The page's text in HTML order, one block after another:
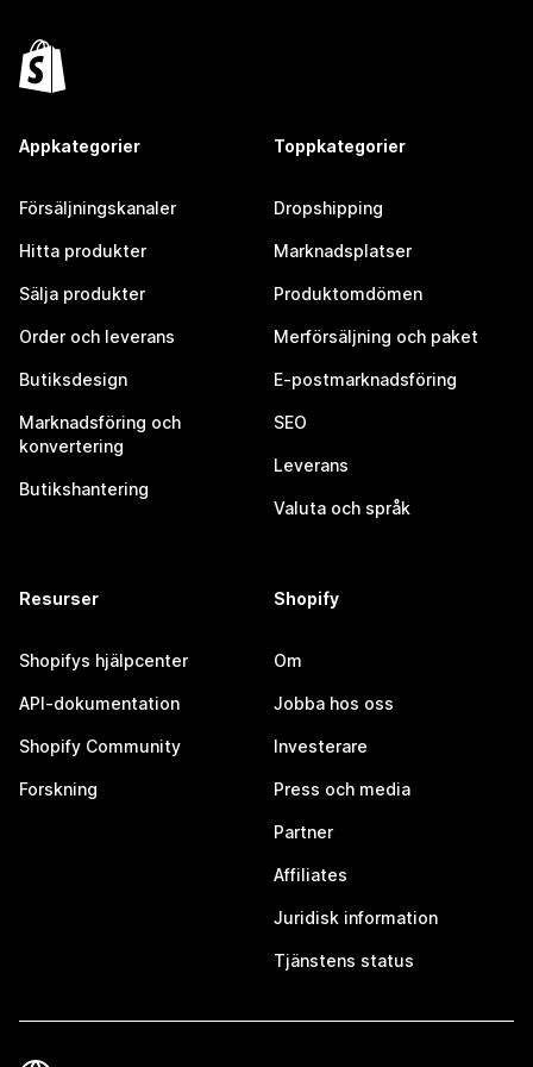
Appkategorier
Försäljningskanaler
Hitta produkter
Sälja produkter
Order och leverans
Butiksdesign
Marknadsföring och
konvertering
Butikshantering
Toppkategorier
Dropshipping
Marknadsplatser
Produktomdömen
Merförsäljning och paket
E-postmarknadsföring
SEO
Leverans
Valuta och språk
Resurser
Shopifys hjälpcenter
API-dokumentation
Shopify Community
Forskning
Shopify
Om
Jobba hos oss
Investerare
Press och media
Partner
Affiliates
Juridisk information
Tjänstens status